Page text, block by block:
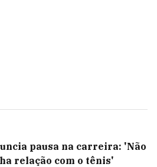
pausa na carreira: 'Não
relação com o tênis'